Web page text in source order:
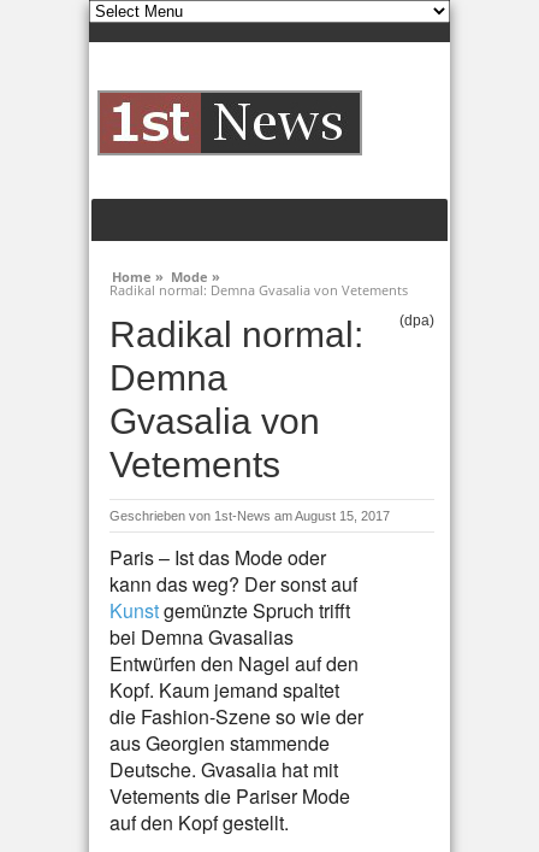
Home » Mode »
Radikal normal: Demna Gvasalia von Vetements
Radikal normal:
Demna
Gvasalia von
Vetements
(dpa)
Geschrieben von 1st-News am August 15, 2017
Paris – Ist das Mode oder
kann das weg? Der sonst auf
Kunstgemünzte Spruch trifft
bei Demna Gvasalias
Entwürfen den Nagel auf den
Kopf. Kaum jemand spaltet
die Fashion-Szene so wie der
aus Georgien stammende
Deutsche. Gvasalia hat mit
Vetements die Pariser Mode
auf den Kopf gestellt.